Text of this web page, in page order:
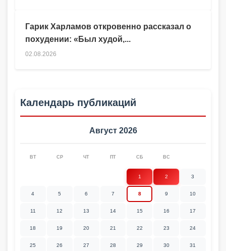
Гарик Харламов откровенно рассказал о
похудении: «Был худой,...
02.08.2026
Календарь публикаций
Август 2026
ВТ СР ЧТ ПТ СБ ВС
1 2 3
4 5 6 7 8 9 10
11 12 13 14 15 16 17
18 19 20 21 22 23 24
25 26 27 28 29 30 31